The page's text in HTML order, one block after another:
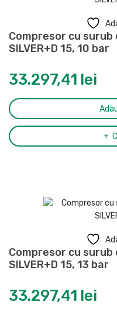
Compresor cu surub
SILVER+D 15, 10 bar
33.297,41 lei
Compresor cu surub
SILVER+D 15, 13 bar
33.297,41 lei